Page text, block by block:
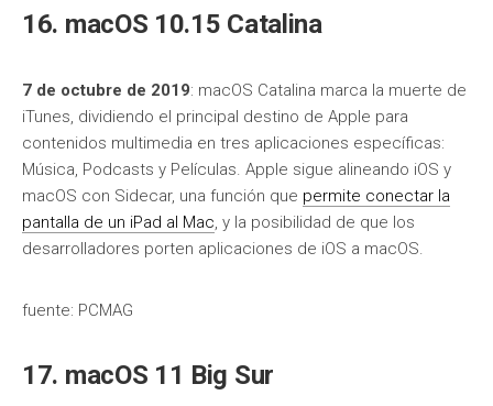
16. macOS 10.15 Catalina
7 de octubre de 2019: macOS Catalina marca la muerte de
iTunes, dividiendo el principal destino de Apple para
contenidos multimedia en tres aplicaciones específicas:
Música, Podcasts y Películas. Apple sigue alineando iOS y
macOS con Sidecar, una función que permite conectar la
pantalla de un iPad al Mac, y la posibilidad de que los
desarrolladores porten aplicaciones de iOS a macOS.
fuente: PCMAG
17. macOS 11 Big Sur